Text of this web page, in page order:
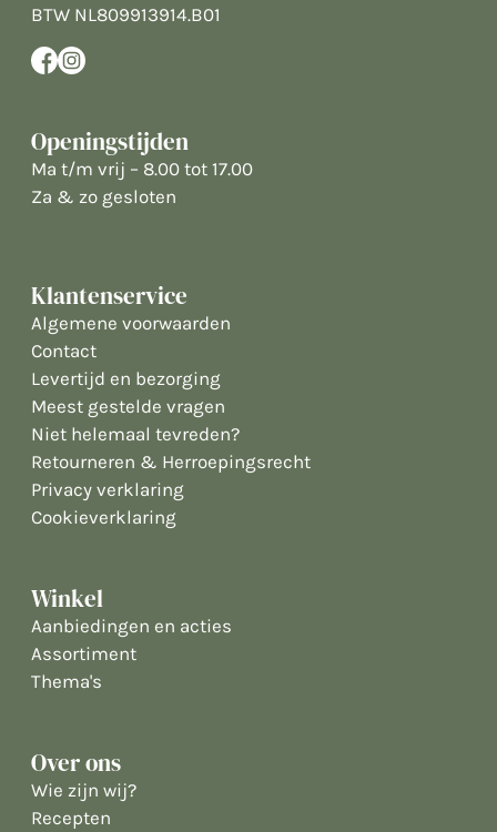
BTW NL809913914.B01
Openingstijden
Ma t/m vrij – 8.00 tot 17.00
Za & zo gesloten
Klantenservice
Algemene voorwaarden
Contact
Levertijd en bezorging
Meest gestelde vragen
Niet helemaal tevreden?
Retourneren & Herroepingsrecht
Privacy verklaring
Cookieverklaring
Winkel
Aanbiedingen en acties
Assortiment
Thema's
Over ons
Wie zijn wij?
Recepten